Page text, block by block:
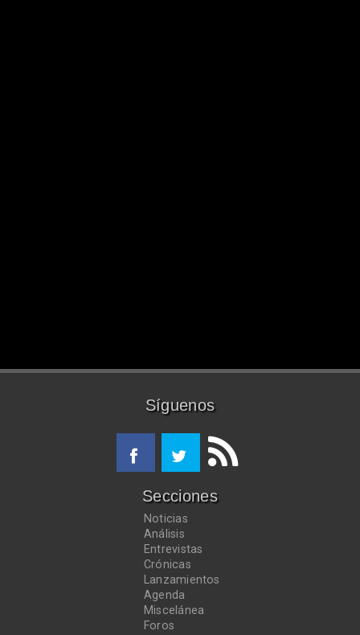
Síguenos
Secciones
Noticias
Análisis
Entrevistas
Crónicas
Lanzamientos
Agenda
Miscelánea
Foros